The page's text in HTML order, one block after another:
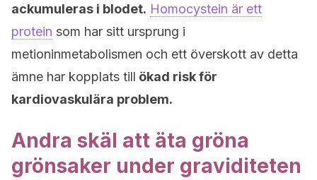
ackumuleras i blodet. Homocystein är ett
protein som har sitt ursprung i
metioninmetabolismen och ett överskott av detta
ämne har kopplats till ökad risk för
kardiovaskulära problem.
Andra skäl att äta gröna
grönsaker under graviditeten